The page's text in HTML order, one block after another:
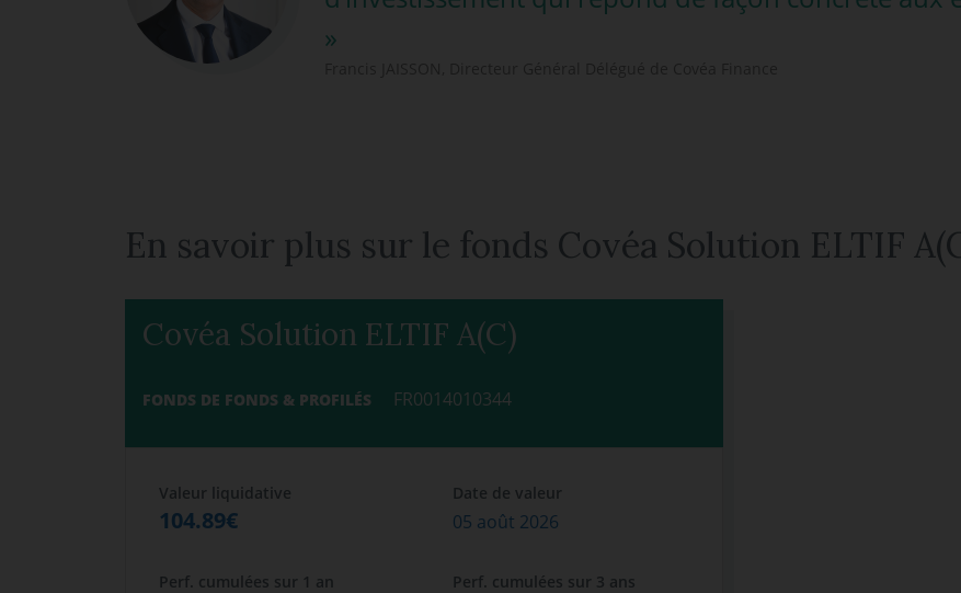
»
En savoir plus sur le fonds Covéa Solution ELTIF
Covéa Solution ELTIF A(C)
FONDS DE FONDS & PROFILÉS FR0014010344
Valeur liquidative Date de valeur
104.89€ 05 août 2026
Perf. cumulées sur 1 an Perf. cumulées sur 3 ans